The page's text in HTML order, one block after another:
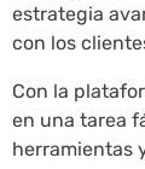
estrategia
con los
Con la
en una tarea
herramientas